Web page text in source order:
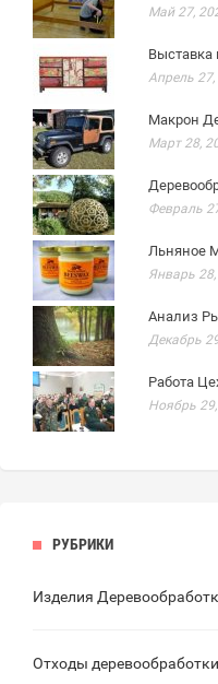
Май 27,
Выставка
Апрель 27,
Макрон
Март 28,
Февраль
Льняное
Январь
Анализ
Декабрь
Работа
Ноябрь
РУБРИКИ
Изделия
Отходы деревообработки